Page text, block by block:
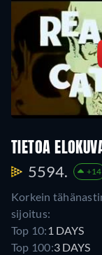
TIETOA
5594. +14
Korkein
sijoitus:
Top 10: 1 DAYS
Top 100:3 DAYS